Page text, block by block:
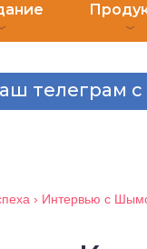
телеграм
› Интервью с